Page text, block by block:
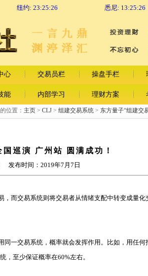
纽约: 23:25:26 悉尼: 13:25:26
心 交易员栏 操盘手栏
能 内部学习 理财方案
位置： 主页 > CLJ > 组建交易系统 > 东方量子“组建交
巡演 广州站 圆满成功！
发布时间：2019年7月7日
而交易系统则将交易者从情绪支配中转变成量化
一交易系统，概率就会发挥作用。比如，用任何
，至少保证概率在60%左右。